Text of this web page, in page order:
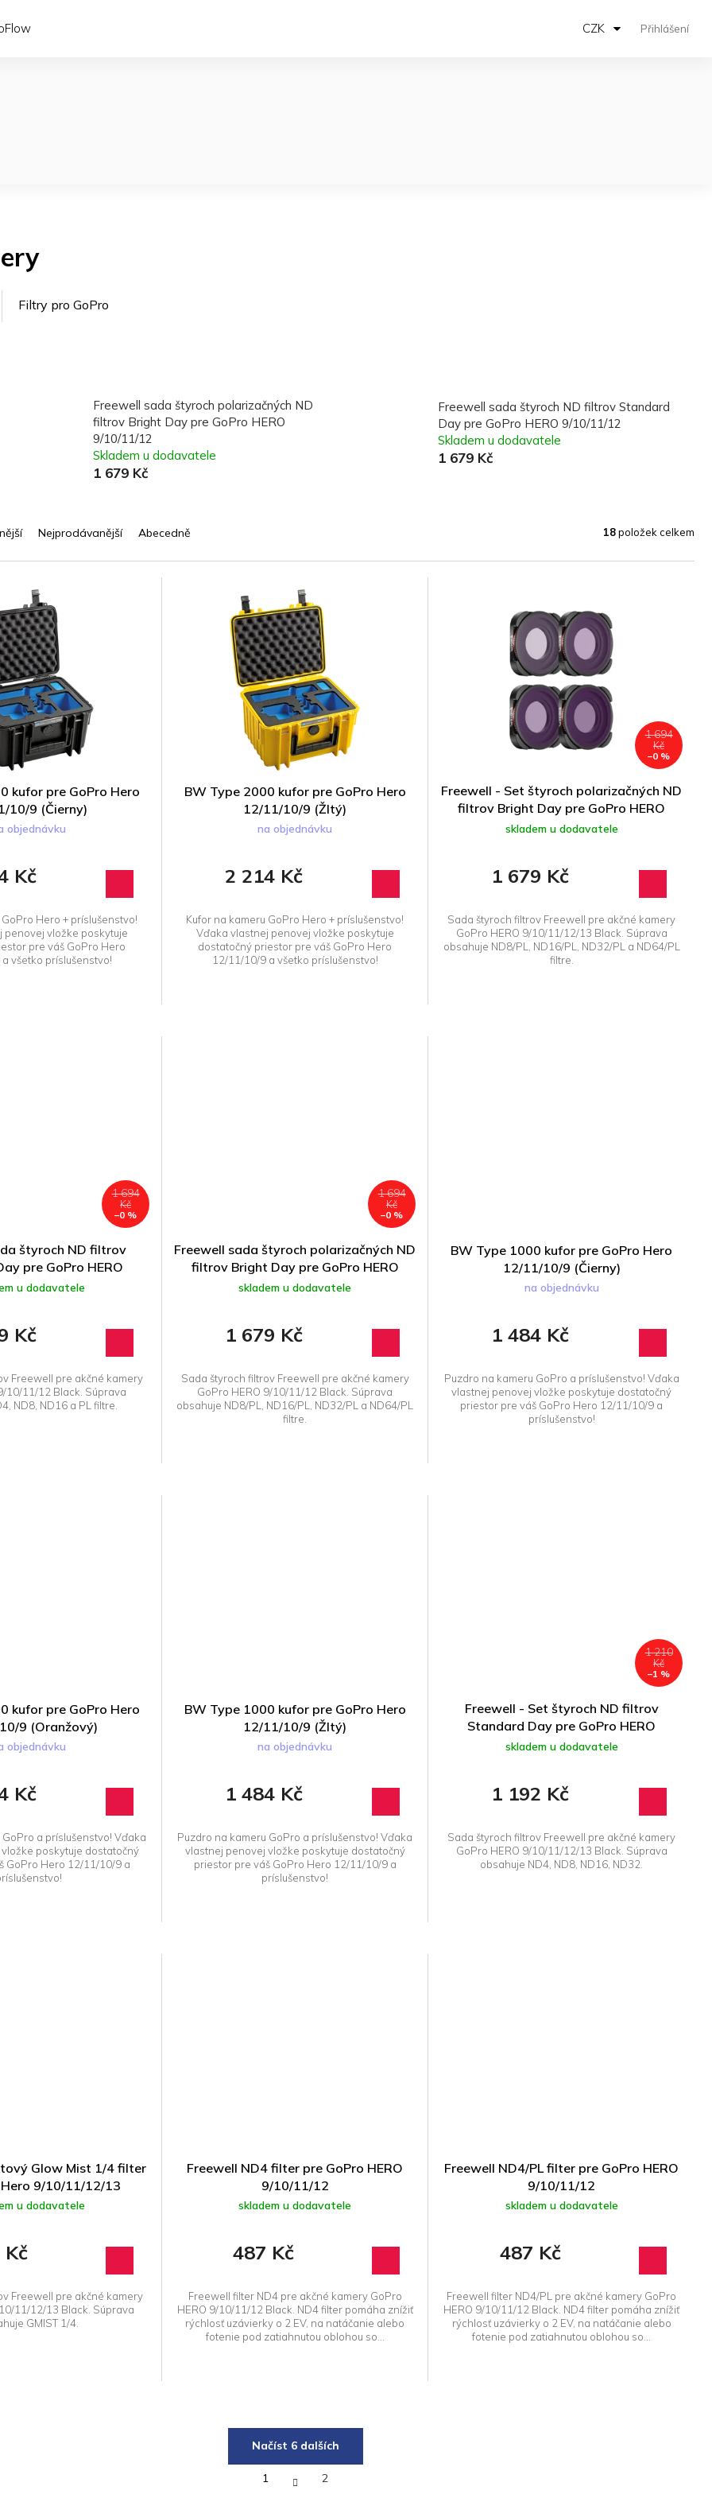
CZK Přihlášení
Filtry pro GoPro
Freewell sada štyroch polarizačných ND
filtrov Bright Day pre GoPro HERO
9/10/11/12
Skladem u dodavatele
1 679 Kč
Freewell sada štyroch ND filtrov Standard
Day pre GoPro HERO 9/10/11/12
Skladem u dodavatele
1 679 Kč
Nejprodávanější Abecedně 18položek celkem
kufor pre GoPro Hero
10/9 (Čierny)
objednávku
Kč
Hero + príslušenstvo!
penovej vložke poskytuje
pre váš GoPro Hero
všetko príslušenstvo!
BW Type 2000 kufor pre GoPro Hero
12/11/10/9 (Žltý)
na objednávku
2 214 Kč
Kufor na kameru GoPro Hero + príslušenstvo!
Vďaka vlastnej penovej vložke poskytuje
dostatočný priestor pre váš GoPro Hero
12/11/10/9 a všetko príslušenstvo!
1 694
Kč
–0 %
Freewell - Set štyroch polarizačných ND
filtrov Bright Day pre GoPro HERO
9/10/11/12/13
skladem u dodavatele
1 679 Kč
Sada štyroch filtrov Freewell pre akčné kamery
GoPro HERO 9/10/11/12/13 Black. Súprava
obsahuje ND8/PL, ND16/PL, ND32/PL a ND64/PL
filtre.
1 694
Kč
–0 %
štyroch ND filtrov
pre GoPro HERO
10/11/12
u dodavatele
Kč
Freewell pre akčné kamery
10/11/12 Black. Súprava
ND8, ND16 a PL filtre.
1 694
Kč
–0 %
Freewell sada štyroch polarizačných ND
filtrov Bright Day pre GoPro HERO
9/10/11/12
skladem u dodavatele
1 679 Kč
Sada štyroch filtrov Freewell pre akčné kamery
GoPro HERO 9/10/11/12 Black. Súprava
obsahuje ND8/PL, ND16/PL, ND32/PL a ND64/PL
filtre.
BW Type 1000 kufor pre GoPro Hero
12/11/10/9 (Čierny)
na objednávku
1 484 Kč
Puzdro na kameru GoPro a príslušenstvo! Vďaka
vlastnej penovej vložke poskytuje dostatočný
priestor pre váš GoPro Hero 12/11/10/9 a
príslušenstvo!
kufor pre GoPro Hero
9 (Oranžový)
objednávku
Kč
a príslušenstvo! Vďaka
poskytuje dostatočný
GoPro Hero 12/11/10/9 a
BW Type 1000 kufor pre GoPro Hero
12/11/10/9 (Žltý)
na objednávku
1 484 Kč
Puzdro na kameru GoPro a príslušenstvo! Vďaka
vlastnej penovej vložke poskytuje dostatočný
priestor pre váš GoPro Hero 12/11/10/9 a
príslušenstvo!
1 210
Kč
–1 %
Freewell - Set štyroch ND filtrov
Standard Day pre GoPro HERO
9/10/11/12/13
skladem u dodavatele
1 192 Kč
Sada štyroch filtrov Freewell pre akčné kamery
GoPro HERO 9/10/11/12/13 Black. Súprava
obsahuje ND4, ND8, ND16, ND32.
Glow Mist 1/4 filter
9/10/11/12/13
u dodavatele
Kč
Freewell pre akčné kamery
11/12/13 Black. Súprava
GMIST 1/4.
Freewell ND4 filter pre GoPro HERO
9/10/11/12
skladem u dodavatele
487 Kč
Freewell filter ND4 pre akčné kamery GoPro
HERO 9/10/11/12 Black. ND4 filter pomáha znížiť
rýchlosť uzávierky o 2 EV, na natáčanie alebo
fotenie pod zatiahnutou oblohou so...
Freewell ND4/PL filter pre GoPro HERO
9/10/11/12
skladem u dodavatele
487 Kč
Freewell filter ND4/PL pre akčné kamery GoPro
HERO 9/10/11/12 Black. ND4 filter pomáha znížiť
rýchlosť uzávierky o 2 EV, na natáčanie alebo
fotenie pod zatiahnutou oblohou so...
O
Načíst 6 dalších
S
t
1 2